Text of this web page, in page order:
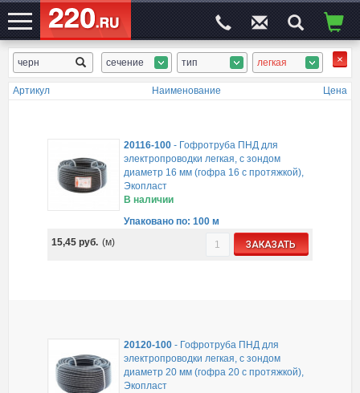
ЭЛЕКТРОСАЙТ№1 сечение тип легкая
Артикул Наименование Цена
20116-100 - Гофротруба ПНД для
электропроводки легкая, с зондом
диаметр 16 мм (гофра 16 с протяжкой),
Экопласт
В наличии
Упаковано по: 100 м
15,45руб. (м) ЗАКАЗАТЬ
20120-100 - Гофротруба ПНД для
электропроводки легкая, с зондом
диаметр 20 мм (гофра 20 с протяжкой),
Экопласт